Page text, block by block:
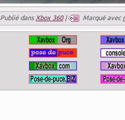
Publié dans Xbox 360| Marqué avec